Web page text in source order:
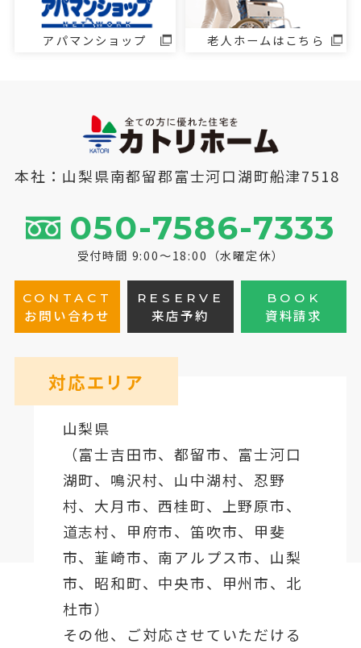
アパマンショップ 老人ホームはこちら
本社：山梨県南都留郡富士河口湖町船津7518
050-7586-7333
受付時間 9:00～18:00（水曜定休）
CONTACT
お問い合わせ
RESERVE
来店予約
BOOK
資料請求
対応エリア
山梨県
（富士吉田市、都留市、 富士河口
湖町、鳴沢村、山中湖村、忍野
村、 大月市、西桂町、上野原市、
道志村、 甲府市、笛吹市、甲斐
市、韮崎市、南アルプス市、山梨
市、昭和町、中央市、甲州市、北
杜市）
その他、ご対応させていただける